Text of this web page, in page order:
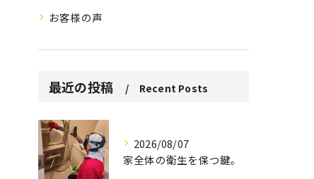
お客様の声
最近の投稿 Recent Posts
2026/08/07
家全体の衛生を保つ鍵。